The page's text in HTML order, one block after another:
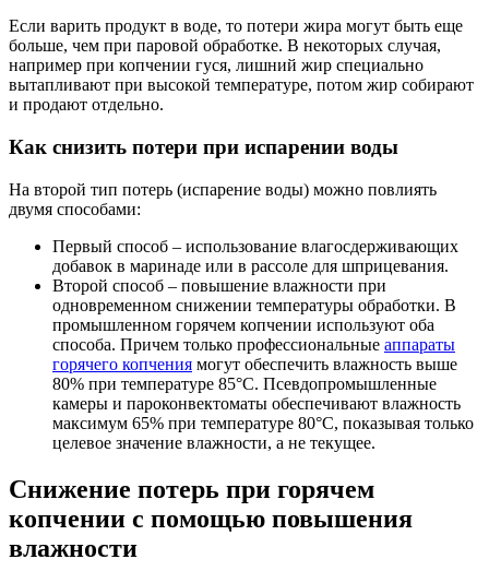
Если варить продукт в воде, то потери жира могут быть еще
больше, чем при паровой обработке. В некоторых случая,
например при копчении гуся, лишний жир специально
вытапливают при высокой температуре, потом жир собирают
и продают отдельно.
Как снизить потери при испарении воды
На второй тип потерь (испарение воды) можно повлиять
двумя способами:
Первый способ – использование влагосдерживающих
добавок в маринаде или в рассоле для шприцевания.
Второй способ – повышение влажности при
одновременном снижении температуры обработки. В
промышленном горячем копчении используют оба
способа. Причем только профессиональные аппараты
горячего копчения могут обеспечить влажность выше
80% при температуре 85°С. Псевдопромышленные
камеры и пароконвектоматы обеспечивают влажность
максимум 65% при температуре 80°С, показывая только
целевое значение влажности, а не текущее.
Снижение потерь при горячем
копчении с помощью повышения
влажности